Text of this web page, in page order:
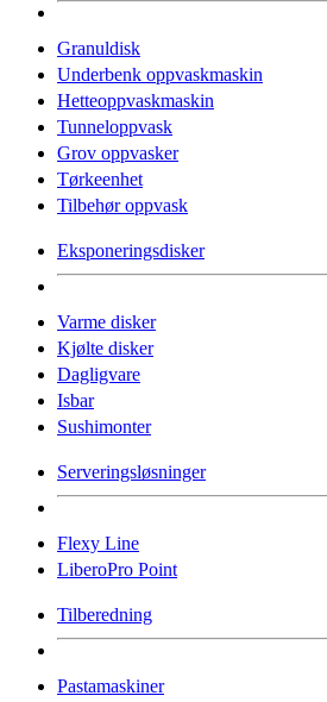
Granuldisk
Underbenk oppvaskmaskin
Hetteoppvaskmaskin
Tunneloppvask
Grov oppvasker
Tørkeenhet
Tilbehør oppvask
Eksponeringsdisker
Varme disker
Kjølte disker
Dagligvare
Isbar
Sushimonter
Serveringsløsninger
Flexy Line
LiberoPro Point
Tilberedning
Pastamaskiner